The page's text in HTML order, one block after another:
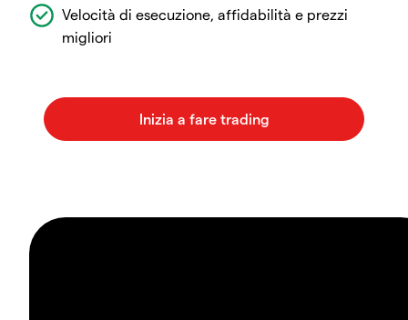
Velocità di esecuzione, affidabilità e prezzi
migliori